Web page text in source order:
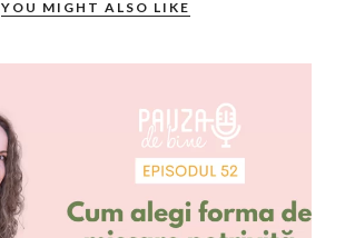
YOU MIGHT ALSO LIKE